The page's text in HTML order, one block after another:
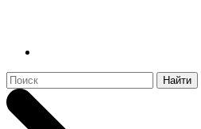
Найти